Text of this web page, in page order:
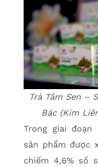
Trà Tâm Sen –
Bác (Kim
Trong giai
sản phẩm được
chiếm 4,6% số